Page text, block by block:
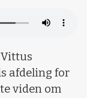
afdeling for
viden om